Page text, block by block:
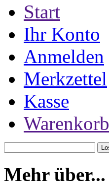
Start
Ihr Konto
Anmelden
Merkzettel
Kasse
Warenkorb
Mehr über...